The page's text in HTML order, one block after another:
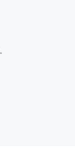
قبل تأكيد التحويل حتى تعرف بالضبط ما ستدفعه. تعني رسومنا المنخفضة المزيد من التوفير لك.